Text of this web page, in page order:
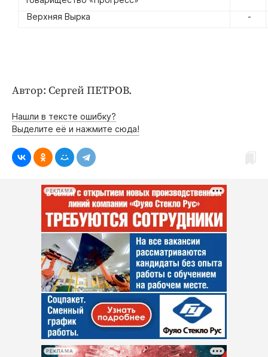
Верхняя Вырка
-
Автор: Сергей ПЕТРОВ.
Нашли в тексте ошибку?
Выделите её и нажмите сюда!
РЕКЛАМА
РЕКЛАМА